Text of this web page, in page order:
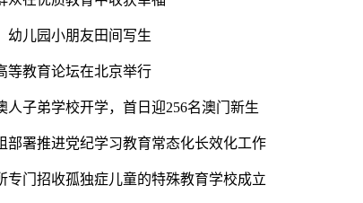
幼儿园小朋友田间写生
等教育论坛在北京举行
子弟学校开学，首日迎256名澳门新生
部署推进党纪学习教育常态化长效化工作
门招收孤独症儿童的特殊教育学校成立